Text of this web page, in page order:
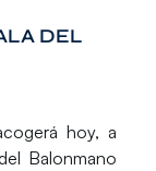
DEL
hoy, a
Balonmano